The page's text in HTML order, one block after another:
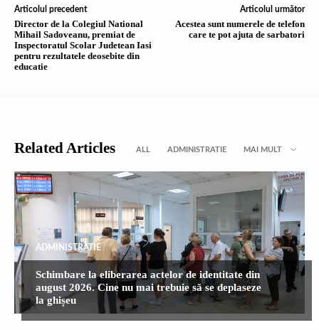
Articolul precedent
Director de la Colegiul National
Mihail Sadoveanu, premiat de
Inspectoratul Scolar Judetean Iasi
pentru rezultatele deosebite din
educatie
Articolul următor
Acestea sunt numerele de telefon
care te pot ajuta de sarbatori
Related Articles ALL ADMINISTRATIE MAI MULT
ADMINISTRATIE
Schimbare la eliberarea actelor de identitate din
august 2026. Cine nu mai trebuie să se deplaseze
la ghișeu